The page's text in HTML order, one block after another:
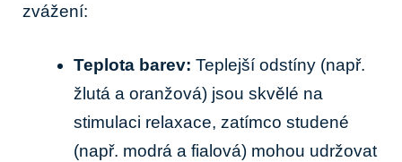
zvážení:
Teplota barev: Teplejší odstíny (např.
žlutá a oranžová) jsou skvělé na
stimulaci relaxace, zatímco studené
(např. modrá a fialová) mohou udržovat